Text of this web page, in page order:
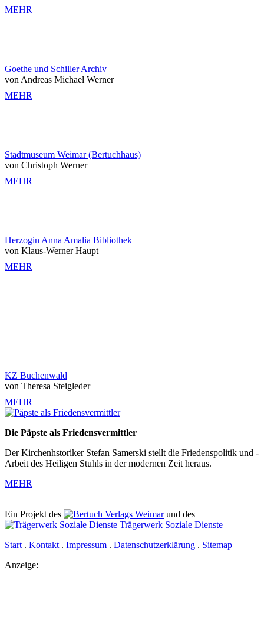
MEHR
Goethe und Schiller Archiv
von Andreas Michael Werner
MEHR
Stadtmuseum Weimar (Bertuchhaus)
von Christoph Werner
MEHR
Herzogin Anna Amalia Bibliothek
von Klaus-Werner Haupt
MEHR
KZ Buchenwald
von Theresa Steigleder
MEHR
Die Päpste als Friedensvermittler
Der Kirchenhstoriker Stefan Samerski stellt die Friedenspolitik und -
Arbeit des Heiligen Stuhls in der modernen Zeit heraus.
MEHR
Ein Projekt des Verlags Weimarund des
Trägerwerk Soziale Dienste
Start . Kontakt . Impressum . Datenschutz­erklärung . Sitemap
Anzeige: